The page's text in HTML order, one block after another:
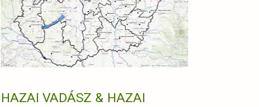
HAZAI VADÁSZ & HAZAI